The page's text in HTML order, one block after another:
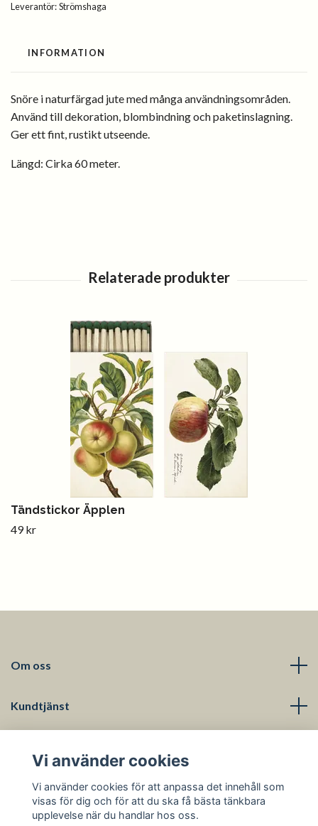
Leverantör:Strömshaga
INFORMATION
Snöre i naturfärgad jute med många användningsområden.
Använd till dekoration, blombindning och paketinslagning.
Ger ett fint, rustikt utseende.
Längd: Cirka 60 meter.
Tändstickor Äpplen
49 kr
Om oss
Kundtjänst
Sociala medier
Vi använder cookies
Vi använder cookies för att anpassa det innehåll som
visas för dig och för att du ska få bästa tänkbara
upplevelse när du handlar hos oss.